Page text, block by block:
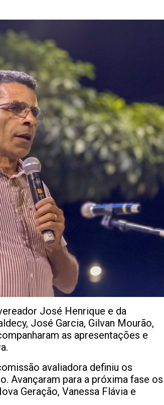
José Henrique e da
José Garcia, Gilvan Mourão,
as apresentações e
avaliadora definiu os
Avançaram para a próxima fase os
Geração, Vanessa Flávia e